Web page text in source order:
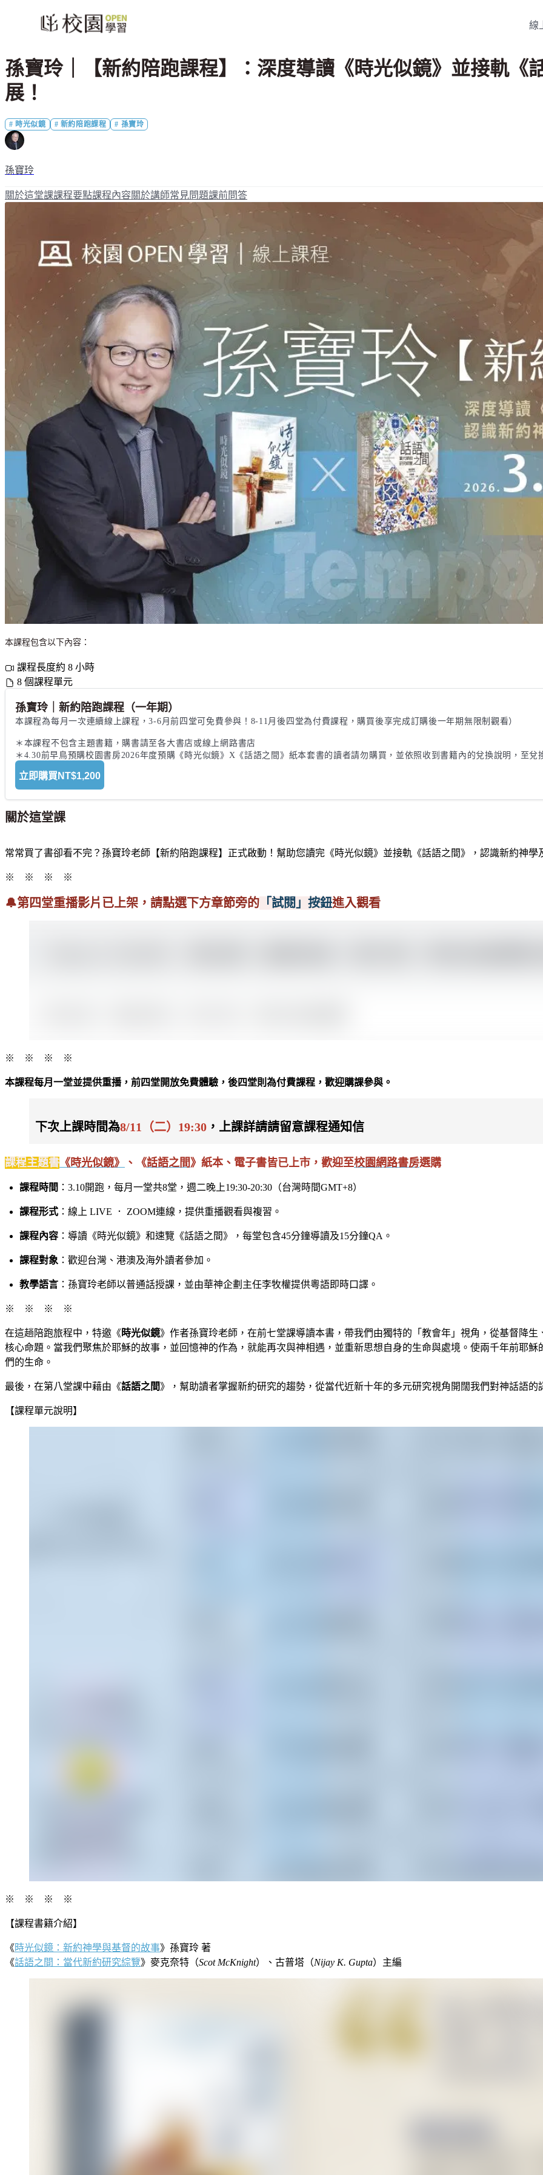
線
孫寶玲｜【新約陪跑課程】：深度導讀《時光似鏡》並接軌《
展！
# 時光似鏡 # 新約陪跑課程 # 孫寶玲
孫寶玲
關於這堂課課程要點課程內容關於講師常見問題課前問答
本課程包含以下內容：
課程長度約 8 小時
8 個課程單元
孫寶玲｜新約陪跑課程（一年期）
本課程為每月一次連續線上課程，3-6月前四堂可免費參與！8-11月後四堂為付費課程，購買後享完成訂購後一年期無限制觀看）
＊本課程不包含主題書籍，購書請至各大書店或線上網路書店
＊4.30前早鳥預購校園書房2026年度預購《時光似鏡》X《話語之間》紙本套書的讀者請勿購買，並依照收到書籍內的兌換說明，至兌
立即購買 NT$1,200
關於這堂課
常常買了書卻看不完？孫寶玲老師【新約陪跑課程】正式啟動！幫助您讀完《時光似鏡》並接軌《話語之間》，認識新約神學
※ ※ ※ ※
🔔第四堂重播影片已上架，請點選下方章節旁的 「試閱」按鈕進入觀看
※ ※ ※ ※
本課程每月一堂並提供重播，前四堂開放免費體驗，後四堂則為付費課程，歡迎購課參與。
下次上課時間為8/11（二）19:30 ，上課詳請請留意課程通知信
課程主題書 《時光似鏡》 、《話語之間 》紙本、電子書皆已上市，歡迎至校園網路書房選購
課程時間 ：3.10開跑，每月一堂共8堂，週二晚上19:30-20:30（台灣時間GMT+8）
課程形式 ：線上 LIVE ． ZOOM連線，提供重播觀看與複習。
課程內容 ：導讀《時光似鏡》和速覽《話語之間》，每堂包含45分鐘導讀及15分鐘QA。
課程對象 ：歡迎台灣、港澳及海外讀者參加。
教學語言 ：孫寶玲老師以普通話授課，並由華神企劃主任李牧權提供粵語即時口譯。
※ ※ ※ ※
在這趟陪跑旅程中，特邀《時光似鏡》作者孫寶玲老師，在前七堂課導讀本書，帶我們由獨特的「教會年」視角，從基督降
核心命題。當我們聚焦於耶穌的故事，並回憶神的作為，就能再次與神相遇，並重新思想自身的生命與處境。使兩千年前耶
們的生命。
最後，在第八堂課中藉由《話語之間》，幫助讀者掌握新約研究的趨勢，從當代近新十年的多元研究視角開闊我們對神話語的
【課程單元說明】
※ ※ ※ ※
【課程書籍介紹】
《時光似鏡：新約神學與基督的故事》孫寶玲 著
《話語之間：當代新約研究綜覽》麥克奈特（Scot McKnight）、古普塔（Nijay K. Gupta）主編